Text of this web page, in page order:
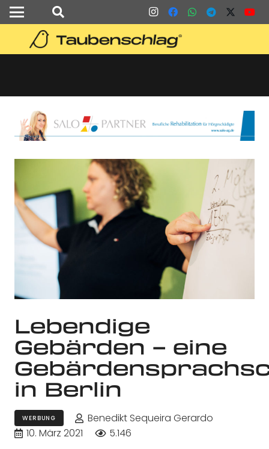
Lebendige
Gebärden – eine
in Berlin
WERBUNG
Benedikt Sequeira Gerardo
10. März 2021
5.146